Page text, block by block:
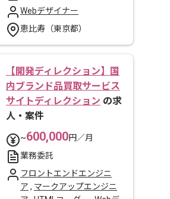
Webデザイナー
恵比寿（東京都）
【開発ディレクション】国
内ブランド品買取サービス
サイトディレクション の求
人・案件
~600,000円／月
業務委託
フロントエンドエンジニ
ア , マークアップエンジニ